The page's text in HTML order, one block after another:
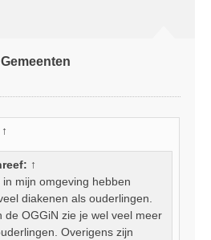
↑
↑
mijn omgeving hebben
diakenen als ouderlingen.
de OGGiN zie je wel veel meer
Overigens zijn